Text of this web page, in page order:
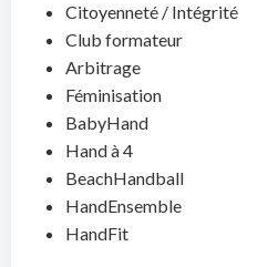
Citoyenneté / Intégrité
Club formateur
Arbitrage
Féminisation
BabyHand
Hand à 4
BeachHandball
HandEnsemble
HandFit